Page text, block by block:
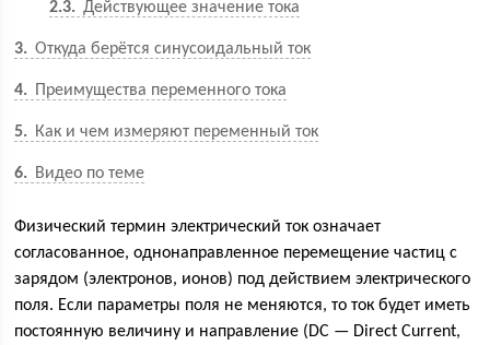
2.3
Действующее значение тока
3 Откуда берётся синусоидальный ток
4 Преимущества переменного тока
5 Как и чем измеряют переменный ток
6 Видео по теме
Физический термин электрический ток означает
согласованное, однонаправленное перемещение частиц с
зарядом (электронов, ионов) под действием электрического
поля. Если параметры поля не меняются, то ток будет иметь
постоянную величину и направление (DC — Direct Current,